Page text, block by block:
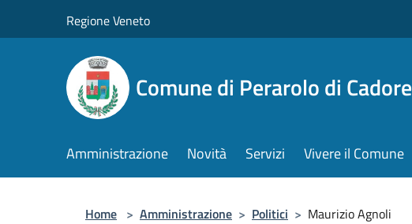
Regione Veneto
Comune di Perarolo di Cadore
Amministrazione Novità Servizi Vivere il Comune
Home > Amministrazione > Politici > Maurizio Agnoli